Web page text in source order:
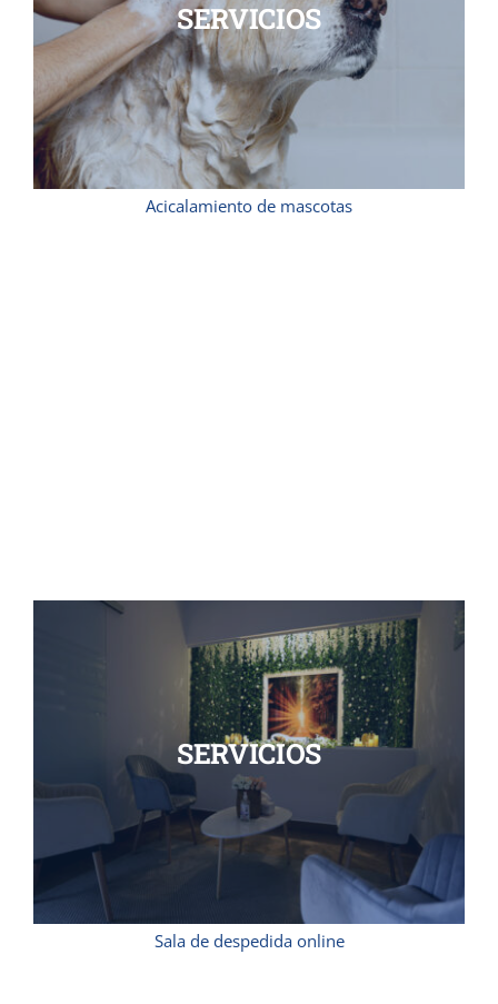
SERVICIOS
Acicalamiento de mascotas
SERVICIOS
Sala de despedida online